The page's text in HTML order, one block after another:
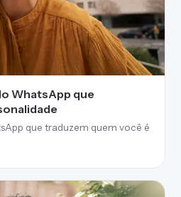
WhatsApp que
que traduzem quem você é